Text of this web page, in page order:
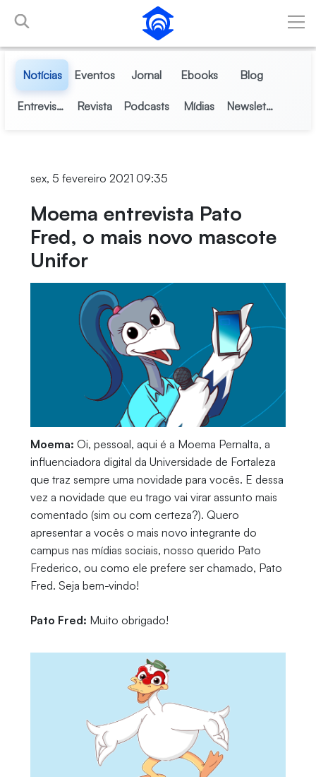
Pular para o Conteúdo principal
Notícias Eventos Jornal Ebooks Blog
Entrevistas Revista Podcasts Mídias Newsletter
sex, 5 fevereiro 2021 09:35
Moema entrevista Pato
Fred, o mais novo mascote
Unifor
Moema: Oi, pessoal, aqui é a Moema Pernalta, a
influenciadora digital da Universidade de Fortaleza
que traz sempre uma novidade para vocês. E dessa
vez a novidade que eu trago vai virar assunto mais
comentado (sim ou com certeza?). Quero
apresentar a vocês o mais novo integrante do
campus nas mídias sociais, nosso querido Pato
Frederico, ou como ele prefere ser chamado, Pato
Fred. Seja bem-vindo!
Pato Fred: Muito obrigado!